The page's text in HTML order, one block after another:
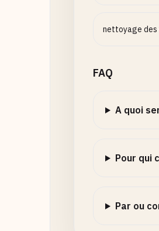
nettoyage des
FAQ
A quoi
Pour qui
Par ou